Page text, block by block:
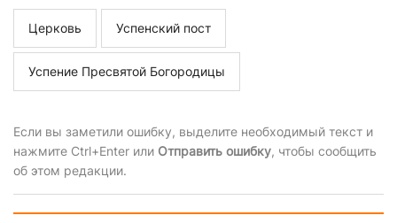
Церковь Успенский пост
Успение Пресвятой Богородицы
Если вы заметили ошибку, выделите необходимый текст и
нажмите Ctrl+Enter или Отправить ошибку, чтобы сообщить
об этом редакции.